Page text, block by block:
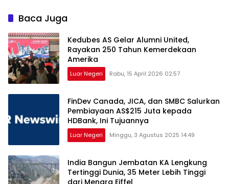
Baca Juga
Kedubes AS Gelar Alumni United,
Rayakan 250 Tahun Kemerdekaan
Amerika
Luar Negeri Rabu, 15 April 2026 02:57
FinDev Canada, JICA, dan SMBC Salurkan
Pembiayaan AS$215 Juta kepada
HDBank, Ini Tujuannya
Luar Negeri Minggu, 3 Agustus 2025 14:49
India Bangun Jembatan KA Lengkung
Tertinggi Dunia, 35 Meter Lebih Tinggi